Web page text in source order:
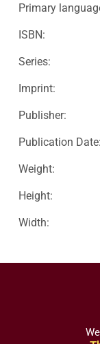
Primary
ISBN:
Series:
Imprint:
Publisher:
Publication Date:
Weight:
Height:
Width: